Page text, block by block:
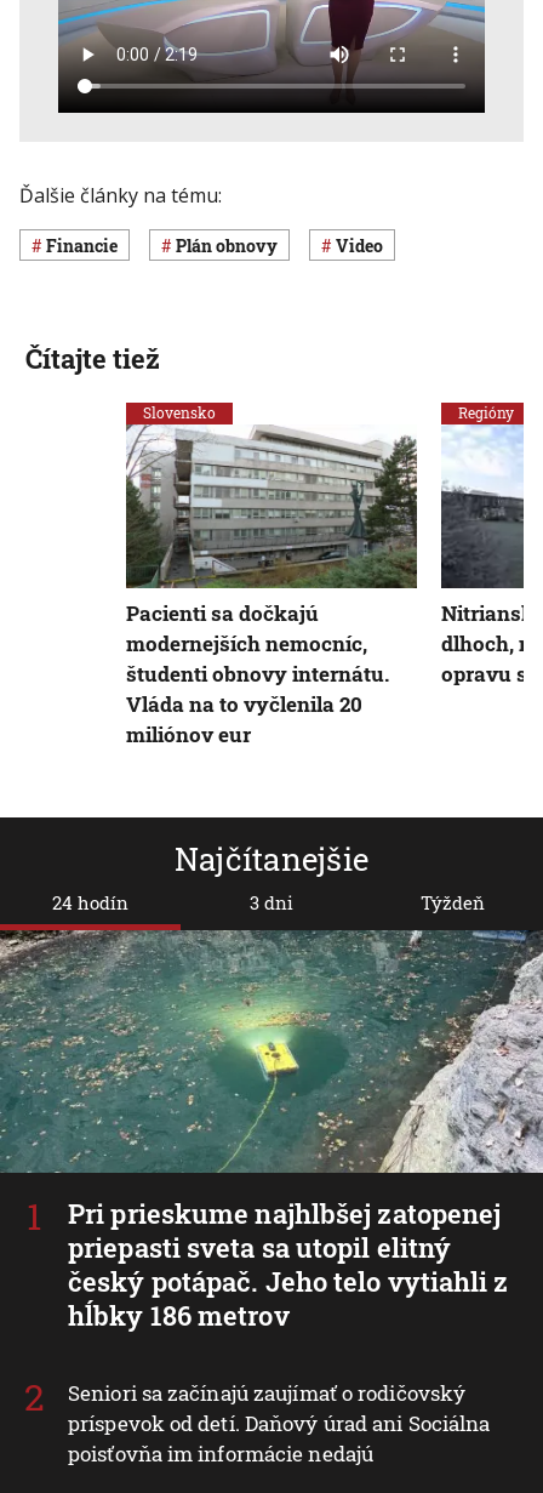
Ďalšie články na tému:
Financie plán obnovy Video
Najčítanejšie
24 hodín
Pri prieskume najhlbšej zatopenej
priepasti sveta sa utopil elitný
český potápač. Jeho telo vytiahli z
hĺbky 186 metrov
Seniori sa začínajú zaujímať o rodičovský
príspevok od detí. Daňový úrad ani Sociálna
poisťovňa im informácie nedajú
3 dni Týždeň
Čítajte tiež
Slovensko
Pacienti sa dočkajú
modernejších nemocníc,
študenti obnovy internátu.
Vláda na to vyčlenila 20
miliónov eur
Regióny
dlhoch,
opravu